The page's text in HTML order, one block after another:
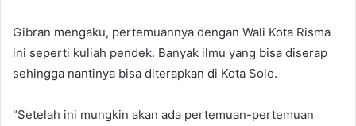
Gibran mengaku, pertemuannya dengan Wali Kota Risma
ini seperti kuliah pendek. Banyak ilmu yang bisa diserap
sehingga nantinya bisa diterapkan di Kota Solo.
“Setelah ini mungkin akan ada pertemuan-pertemuan